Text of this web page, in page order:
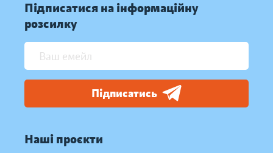
Підписатися на інформаційну
розсилку
Підписатись
Наші проєкти